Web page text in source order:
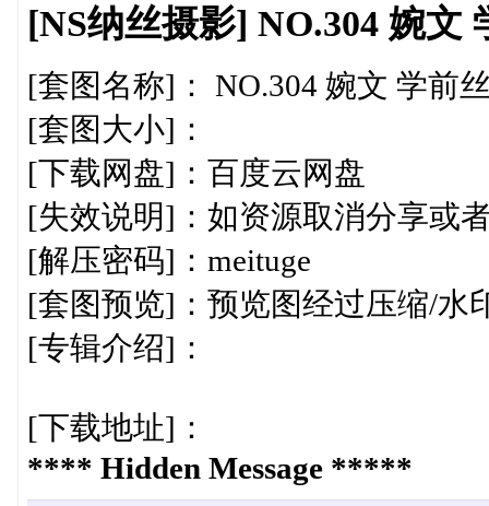
[NS纳丝摄影] NO.304 婉文
[套图名称]： NO.304 婉文 学前
[套图大小]：
[下载网盘]：百度云网盘
[失效说明]：如资源取消分享或
[解压密码]：meituge
[套图预览]：预览图经过压缩/水
[专辑介绍]：
[下载地址]：
**** Hidden Message *****